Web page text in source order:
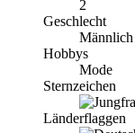
2
Geschlecht
Männlich
Hobbys
Mode
Sternzeichen
Länderflaggen